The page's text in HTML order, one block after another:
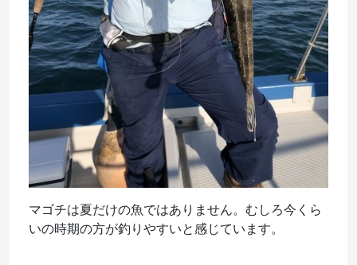
マゴチは夏だけの魚ではありません。むしろ今くら
いの時期の方が釣りやすいと感じています。